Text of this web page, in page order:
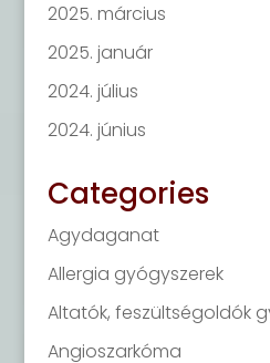
2025. március
2025. január
2024. július
2024. június
Categories
Agydaganat
Allergia gyógyszerek
Altatók, feszültségoldók
Angioszarkóma